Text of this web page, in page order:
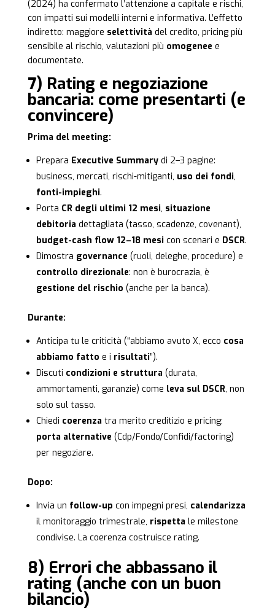
(2024) ha confermato l’attenzione a capitale e rischi,
con impatti sui modelli interni e informativa. L’effetto
indiretto: maggiore selettività del credito, pricing più
sensibile al rischio, valutazioni più omogenee e
documentate.
7) Rating e negoziazione
bancaria: come presentarti (e
convincere)
Prima del meeting:
Prepara Executive Summarydi 2–3 pagine:
business, mercati, rischi-mitiganti, uso dei fondi,
fonti-impieghi.
Porta CR degli ultimi 12 mesi, situazione
debitoria dettagliata (tasso, scadenze, covenant),
budget-cash flow 12–18 mesi con scenari e DSCR.
Dimostra governance (ruoli, deleghe, procedure) e
controllo direzionale: non è burocrazia, è
gestione del rischio (anche per la banca).
Durante:
Anticipa tu le criticità (“abbiamo avuto X, ecco cosa
abbiamo fatto e i risultati”).
Discuti condizioni e struttura (durata,
ammortamenti, garanzie) come leva sul DSCR, non
solo sul tasso.
Chiedi coerenza tra merito creditizio e pricing;
porta alternative (Cdp/Fondo/Confidi/factoring)
per negoziare.
Dopo:
Invia un follow-up con impegni presi, calendarizza
il monitoraggio trimestrale, rispetta le milestone
condivise. La coerenza costruisce rating.
8) Errori che abbassano il
rating (anche con un buon
bilancio)